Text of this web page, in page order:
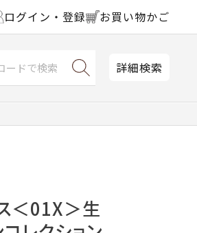
ログイン・登録 お買い物かご
詳細検索
＜01X＞生